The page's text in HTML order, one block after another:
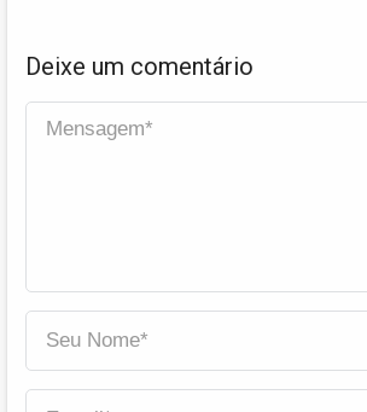
Deixe um comentário